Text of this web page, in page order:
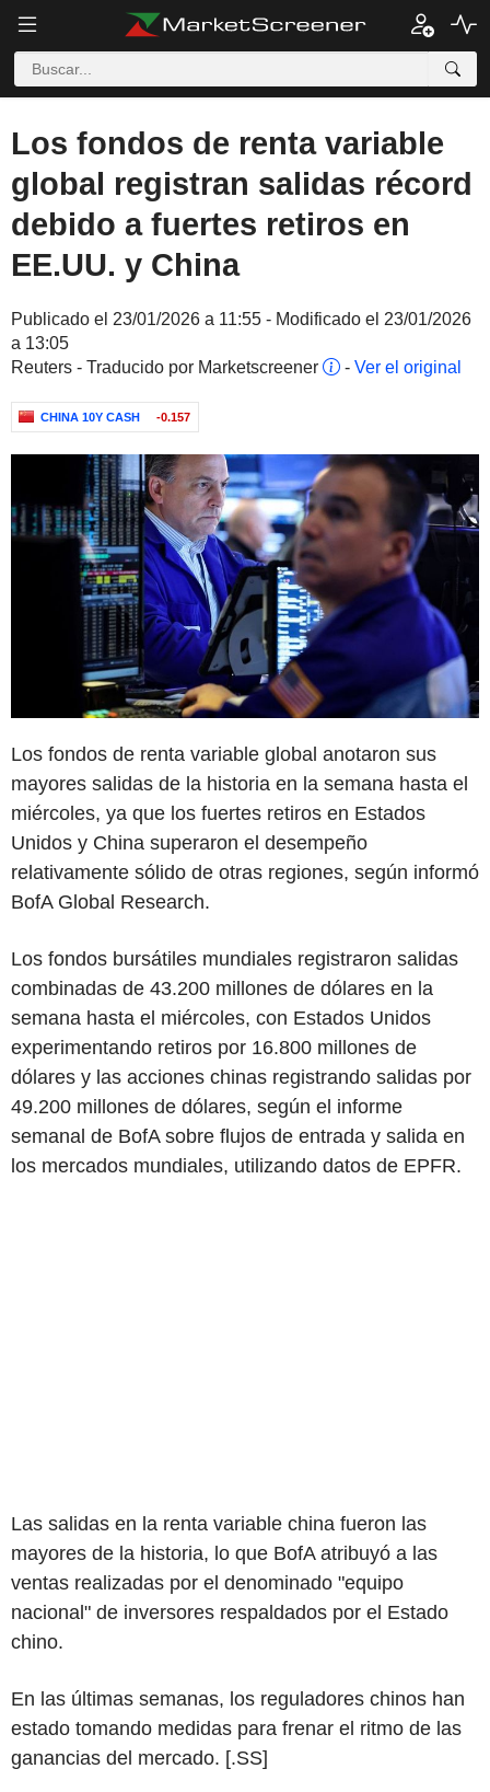
Los fondos de renta variable
global registran salidas récord
debido a fuertes retiros en
EE.UU. y China
Publicado el 23/01/2026 a 11:55 - Modificado el 23/01/2026
a 13:05
Reuters - Traducido por Marketscreener
- Ver el original
CHINA 10Y CASH -0.157
Los fondos de renta variable global anotaron sus
mayores salidas de la historia en la semana hasta el
miércoles, ya que los fuertes retiros en Estados
Unidos y China superaron el desempeño
relativamente sólido de otras regiones, según informó
BofA Global Research.
Los fondos bursátiles mundiales registraron salidas
combinadas de 43.200 millones de dólares en la
semana hasta el miércoles, con Estados Unidos
experimentando retiros por 16.800 millones de
dólares y las acciones chinas registrando salidas por
49.200 millones de dólares, según el informe
semanal de BofA sobre flujos de entrada y salida en
los mercados mundiales, utilizando datos de EPFR.
Las salidas en la renta variable china fueron las
mayores de la historia, lo que BofA atribuyó a las
ventas realizadas por el denominado "equipo
nacional" de inversores respaldados por el Estado
chino.
En las últimas semanas, los reguladores chinos han
estado tomando medidas para frenar el ritmo de las
ganancias del mercado. [.SS]